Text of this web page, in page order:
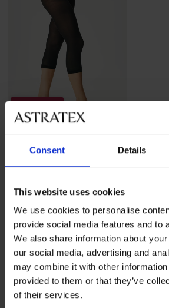
Consent Details
This website uses cookies
We use cookies to personalise
provide social media features and to
We also share information about
our social media, advertising and
may combine it with other information
provided to them or that they’ve
of their services.
2+1 GRATIS
-25 % ALL25
DEN
8,99 € codeALL25